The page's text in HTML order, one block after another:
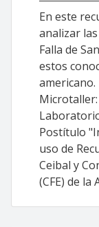
En este
analizar
Falla de
estos
americano.
Postítulo
uso de
Ceibal y
(CFE) de la